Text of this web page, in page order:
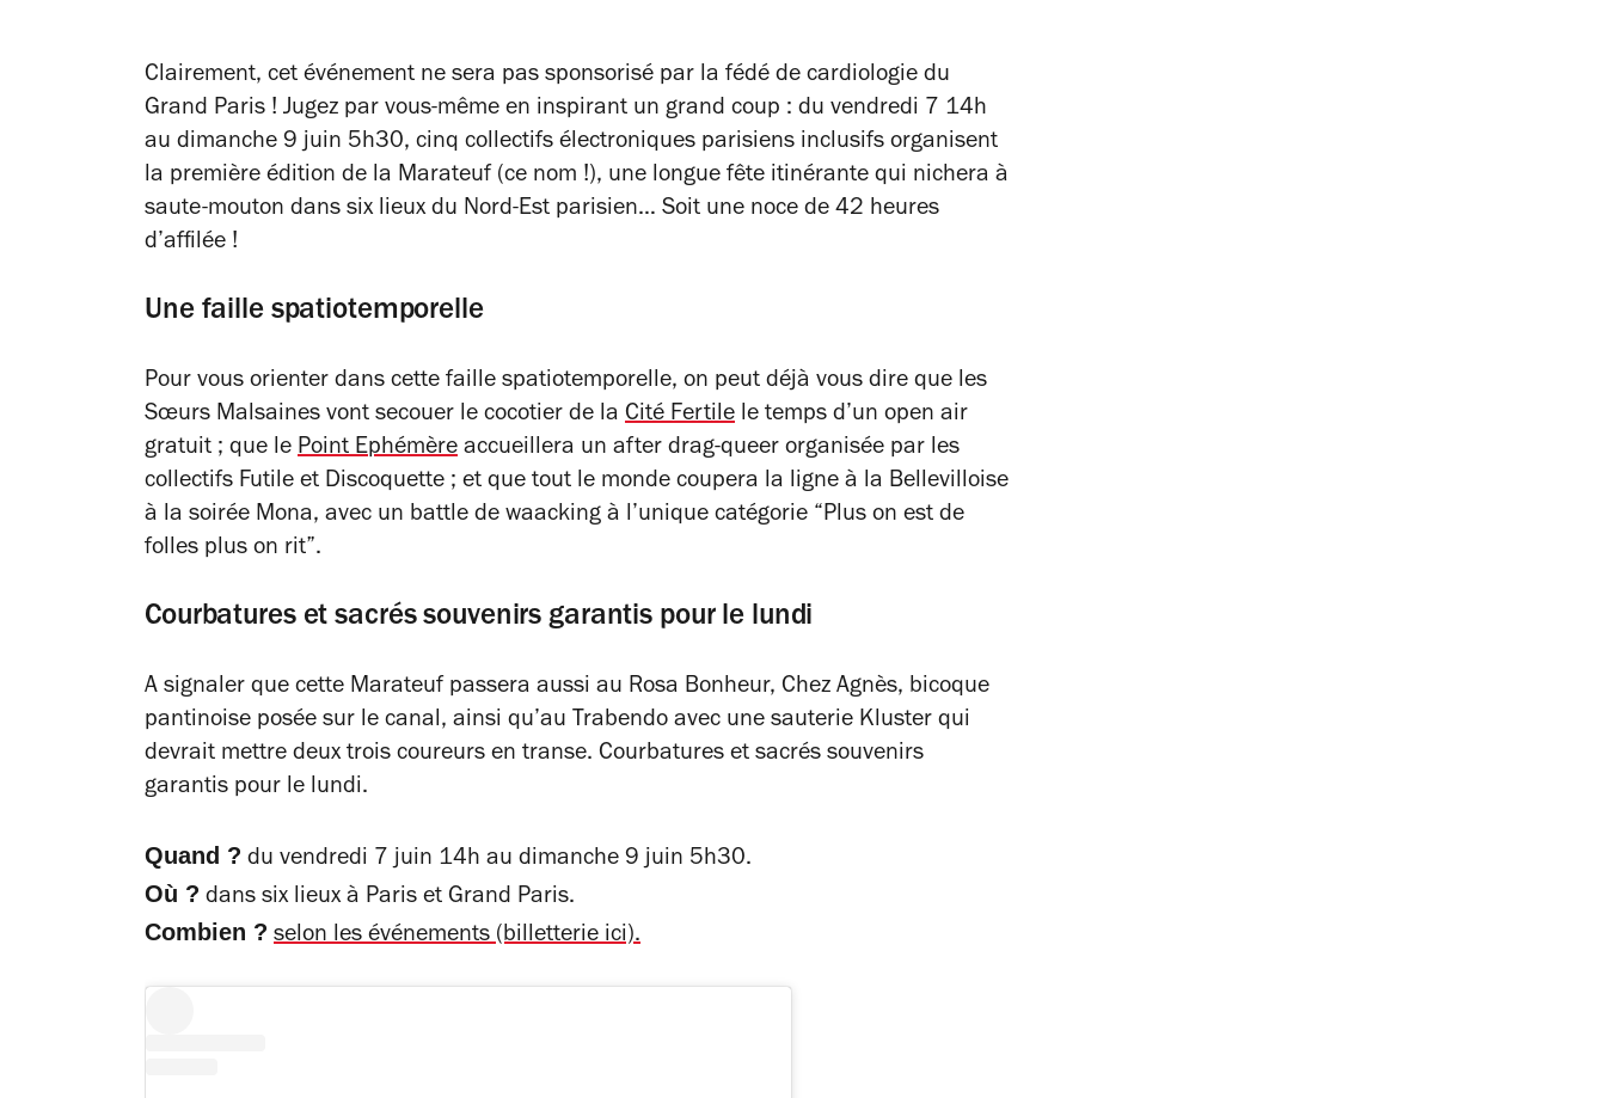
Clairement, cet événement ne sera pas sponsorisé par la fédé de cardiologie du
Grand Paris ! Jugez par vous-même en inspirant un grand coup : du vendredi 7 14h
au dimanche 9 juin 5h30, cinq collectifs électroniques parisiens inclusifs organisent
la première édition de la Marateuf (ce nom !), une longue fête itinérante qui nichera à
saute-mouton dans six lieux du Nord-Est parisien… Soit une noce de 42 heures
d’affilée !
Une faille spatiotemporelle
Pour vous orienter dans cette faille spatiotemporelle, on peut déjà vous dire que les
Sœurs Malsaines vont secouer le cocotier de la Cité Fertile le temps d’un open air
gratuit ; que le Point Ephémère accueillera un after drag-queer organisée par les
collectifs Futile et Discoquette ; et que tout le monde coupera la ligne à la Bellevilloise
à la soirée Mona, avec un battle de waacking à l’unique catégorie “Plus on est de
folles plus on rit”.
Courbatures et sacrés souvenirs garantis pour le lundi
A signaler que cette Marateuf passera aussi au Rosa Bonheur, Chez Agnès, bicoque
pantinoise posée sur le canal, ainsi qu’au Trabendo avec une sauterie Kluster qui
devrait mettre deux trois coureurs en transe. Courbatures et sacrés souvenirs
garantis pour le lundi.
Quand ? du vendredi 7 juin 14h au dimanche 9 juin 5h30.
Où ? dans six lieux à Paris et Grand Paris.
Combien ? selon les événements (billetterie ici).